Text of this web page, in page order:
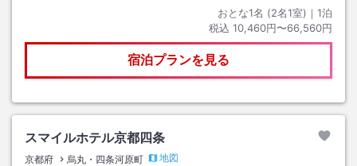
おとな1名 (2名1室)｜ 1泊
税込 10,460円〜66,560円
宿泊プランを見る
スマイルホテル京都四条
京都府 烏丸・四条河原町
地図